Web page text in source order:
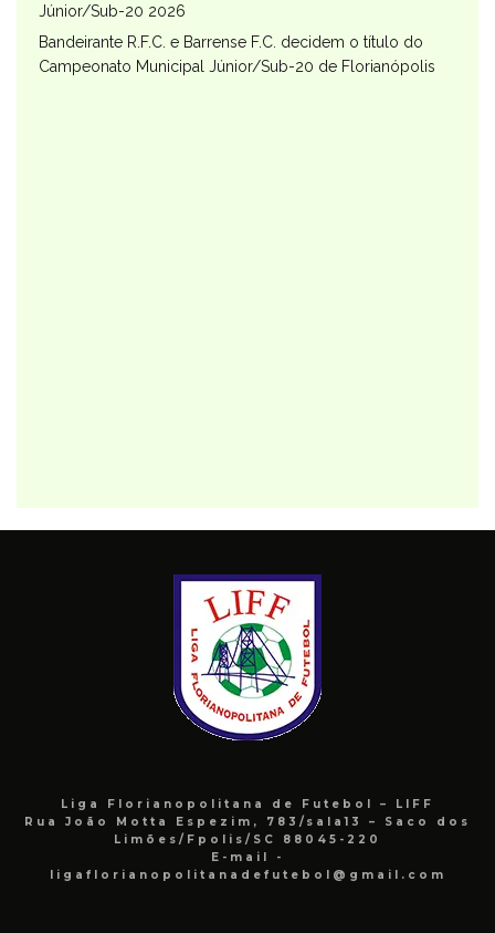
Júnior/Sub-20 2026
Bandeirante R.F.C. e Barrense F.C. decidem o título do
Campeonato Municipal Júnior/Sub-20 de Florianópolis
Liga Florianopolitana de Futebol – LIFF
Rua João Motta Espezim, 783/sala13 – Saco dos
Limões/Fpolis/SC 88045-220
E-mail -
ligaflorianopolitanadefutebol@gmail.com